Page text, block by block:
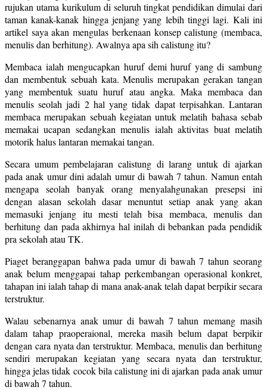
rujukan utama kurikulum di seluruh tingkat pendidikan dimulai dari
taman kanak-kanak hingga jenjang yang lebih tinggi lagi. Kali ini
artikel saya akan mengulas berkenaan konsep calistung (membaca,
menulis dan berhitung). Awalnya apa sih calistung itu?
Membaca ialah mengucapkan huruf demi huruf yang di sambung
dan membentuk sebuah kata. Menulis merupakan gerakan tangan
yang membentuk suatu huruf atau angka. Maka membaca dan
menulis seolah jadi 2 hal yang tidak dapat terpisahkan. Lantaran
membaca merupakan sebuah kegiatan untuk melatih bahasa sebab
memakai ucapan sedangkan menulis ialah aktivitas buat melatih
motorik halus lantaran memakai tangan.
Secara umum pembelajaran calistung di larang untuk di ajarkan
pada anak umur dini adalah umur di bawah 7 tahun. Namun entah
mengapa seolah banyak orang menyalahgunakan presepsi ini
dengan alasan sekolah dasar menuntut setiap anak yang akan
memasuki jenjang itu mesti telah bisa membaca, menulis dan
berhitung dan pada akhirnya hal inilah di bebankan pada pendidik
pra sekolah atau TK.
Piaget beranggapan bahwa pada umur di bawah 7 tahun seorang
anak belum menggapai tahap perkembangan operasional konkret,
tahapan ini ialah tahap di mana anak-anak telah dapat berpikir secara
terstruktur.
Walau sebenarnya anak umur di bawah 7 tahun memang masih
dalam tahap praoperaional, mereka masih belum dapat berpikir
dengan cara nyata dan terstruktur. Membaca, menulis dan berhitung
sendiri merupakan kegiatan yang secara nyata dan terstruktur,
hingga jelas tidak cocok bila calistung ini di ajarkan pada anak umur
di bawah 7 tahun.